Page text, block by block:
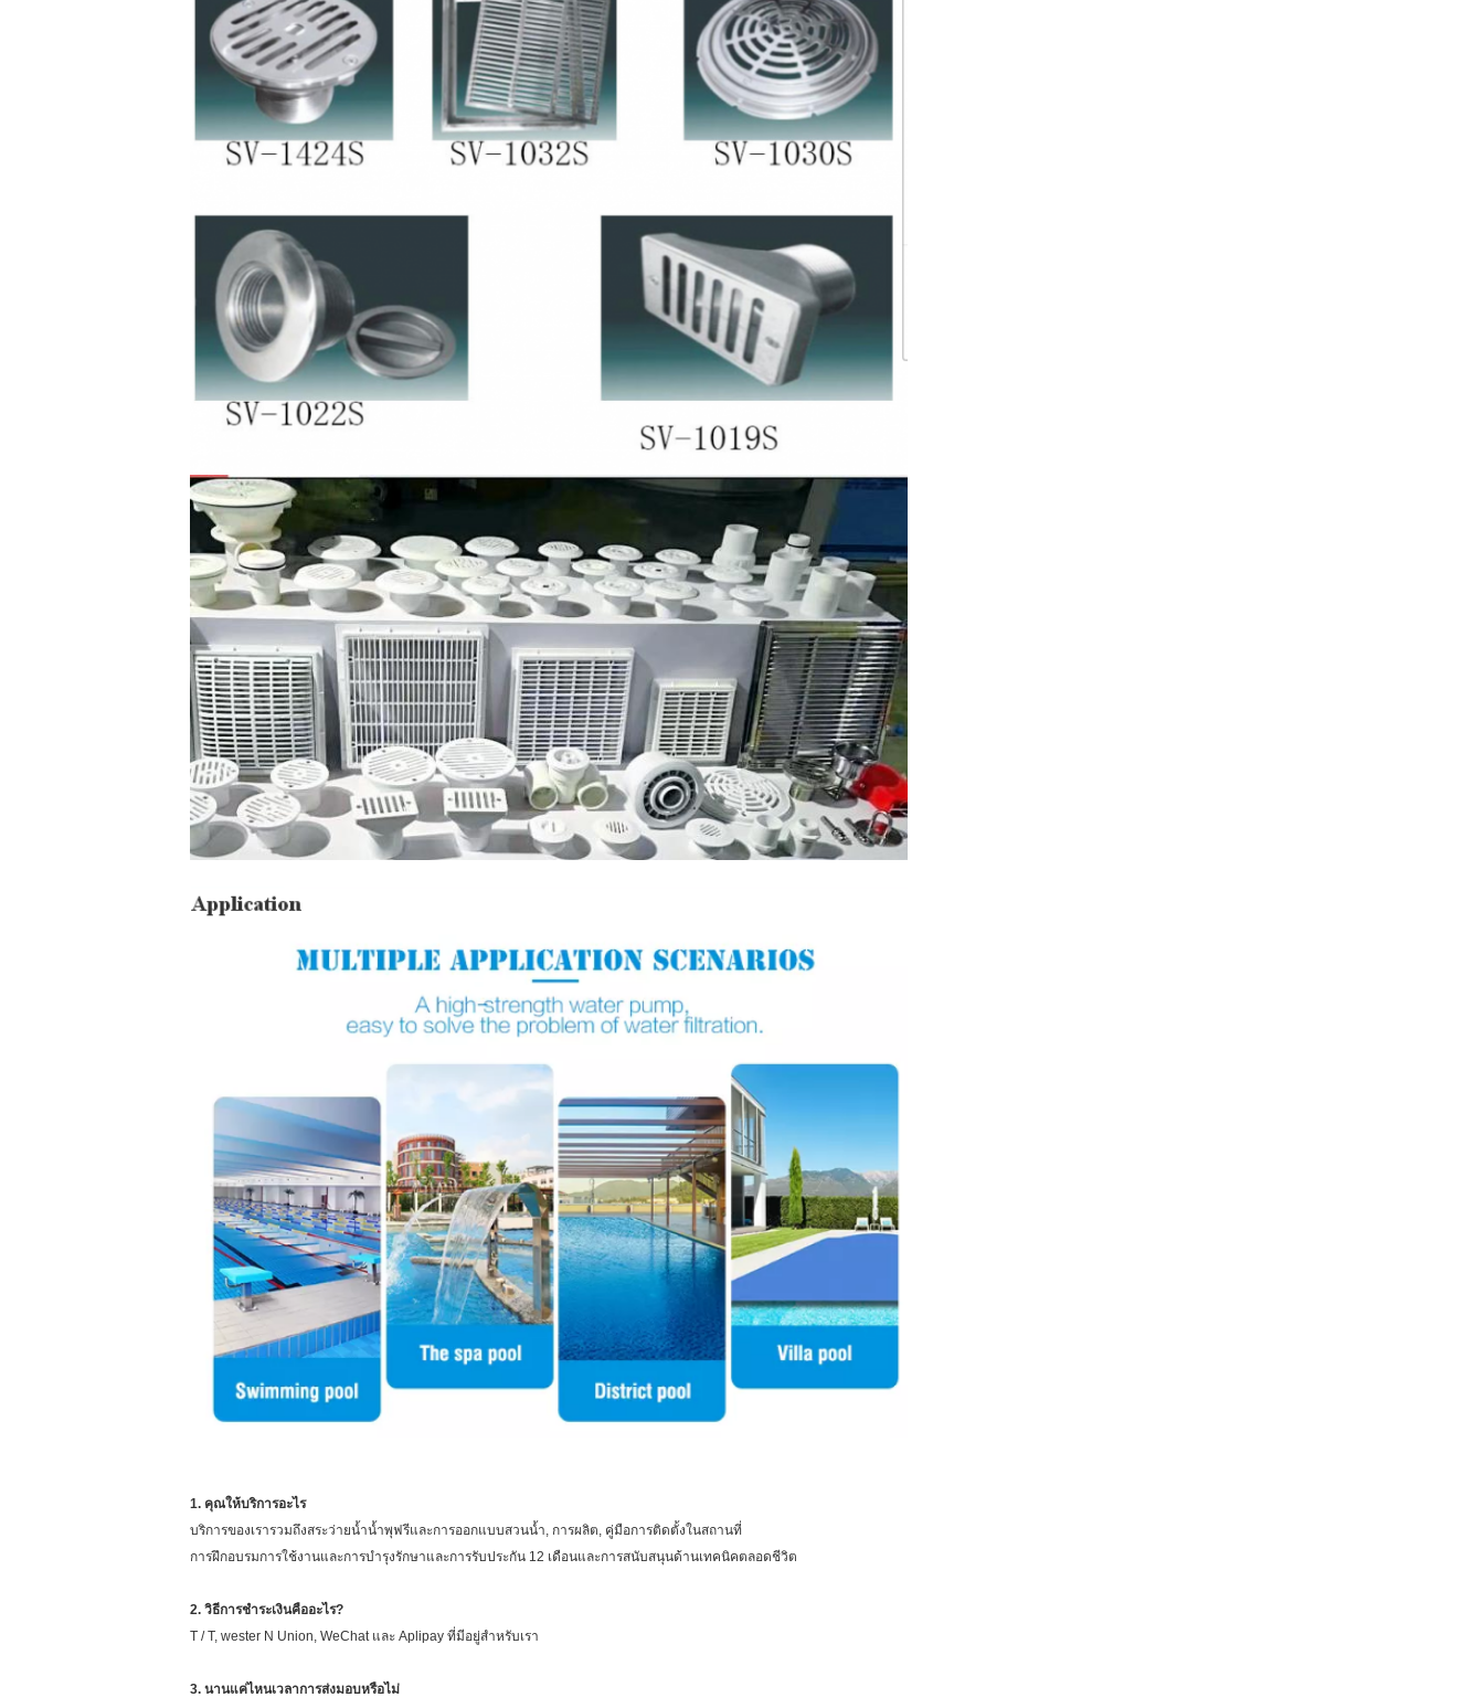
1. คุณให้บริการอะไร
บริการของเรารวมถึงสระว่ายน้ำน้ำพุฟรีและการออกแบบสวนน้ำ, การผลิต, คู่มือการติดตั้งในสถานที่
การฝึกอบรมการใช้งานและการบำรุงรักษาและการรับประกัน 12 เดือนและการสนับสนุนด้านเทคนิคตลอดชีวิต
2. วิธีการชำระเงินคืออะไร?
T / T, wester N Union, WeChat และ Aplipay ที่มีอยู่สำหรับเรา
3. นานแค่ไหนเวลาการส่งมอบหรือไม่